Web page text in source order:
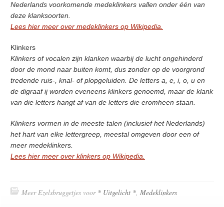
Nederlands voorkomende medeklinkers vallen onder één van
deze klanksoorten.
Lees hier meer over medeklinkers op Wikipedia.
Klinkers
Klinkers of vocalen zijn klanken waarbij de lucht ongehinderd
door de mond naar buiten komt, dus zonder op de voorgrond
tredende ruis-, knal- of plopgeluiden. De letters a, e, i, o, u en
de digraaf ij worden eveneens klinkers genoemd, maar de klank
van die letters hangt af van de letters die eromheen staan.
Klinkers vormen in de meeste talen (inclusief het Nederlands)
het hart van elke lettergreep, meestal omgeven door een of
meer medeklinkers.
Lees hier meer over klinkers op Wikipedia.
Meer Ezelsbruggetjes voor * Uitgelicht *, Medeklinkers